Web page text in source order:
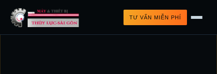
TƯ VẤN MIỄN PHÍ